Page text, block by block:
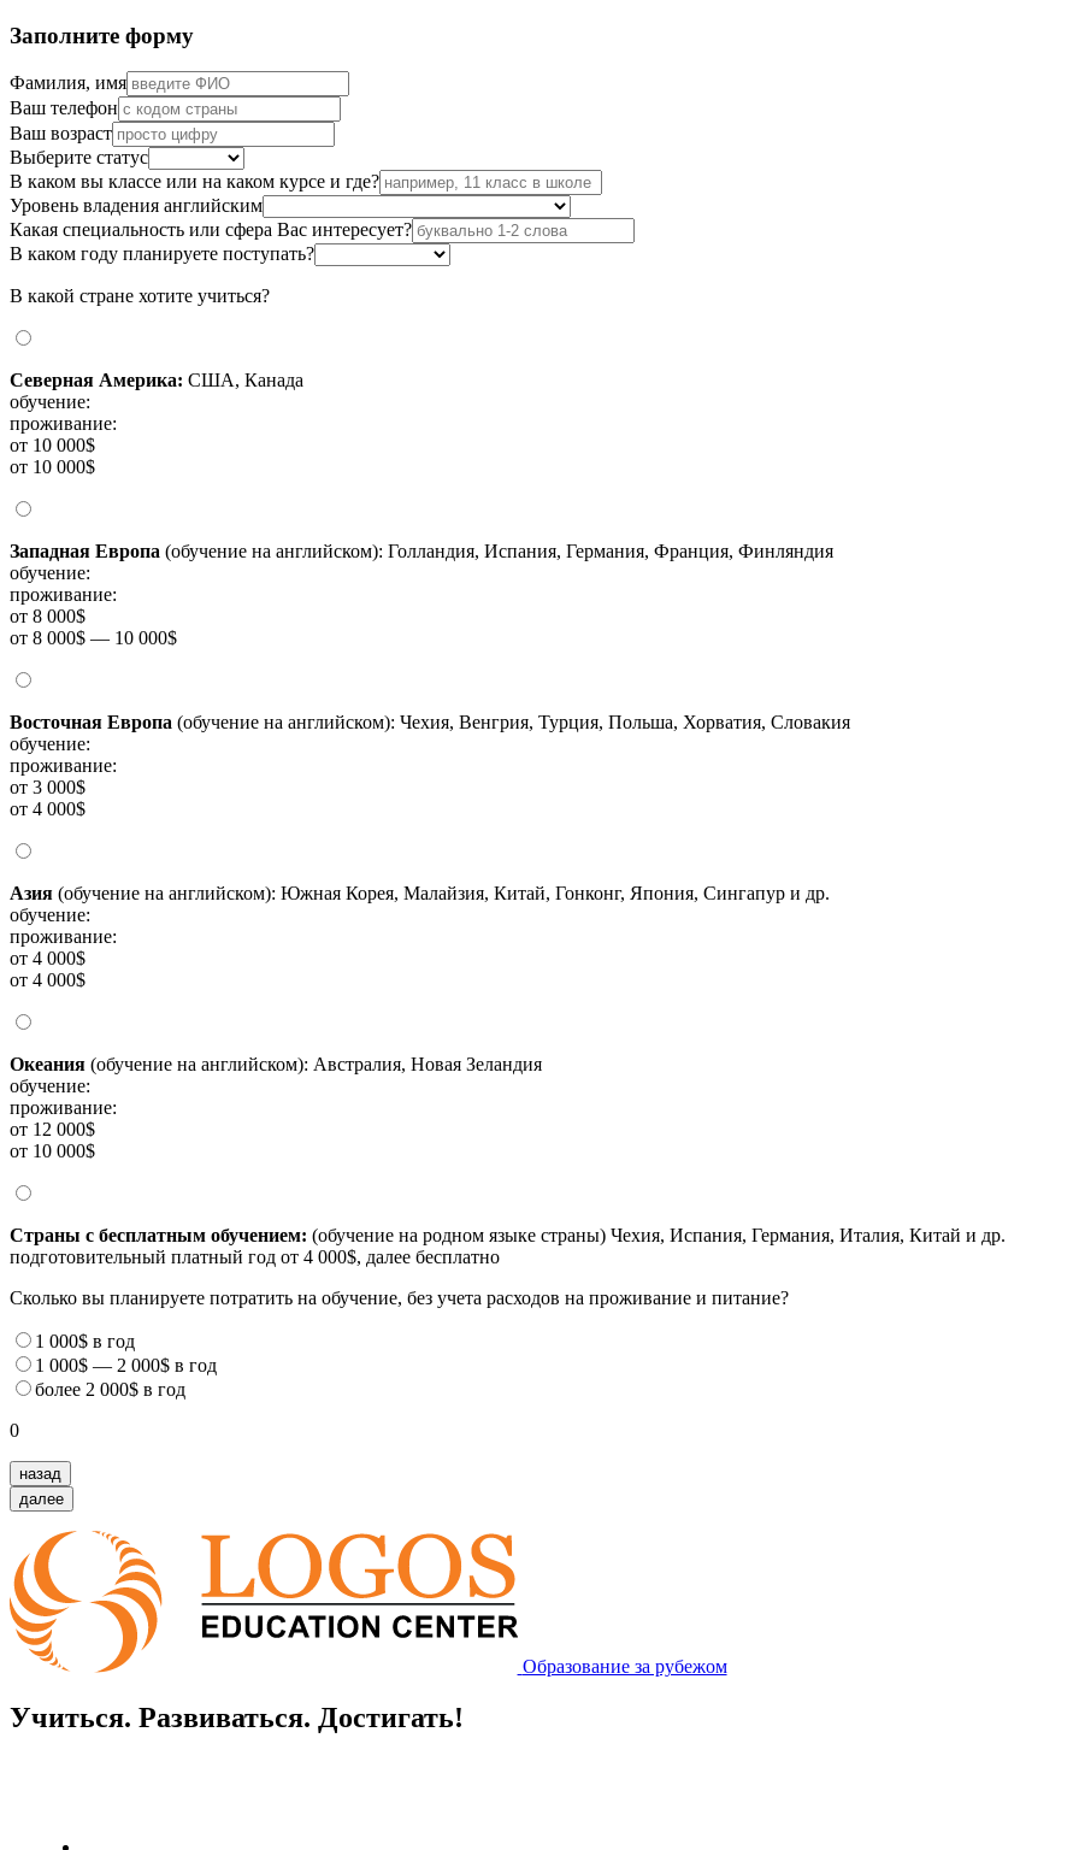
Заполните форму
Фамилия, имя
Ваш телефон
Ваш возраст
Выберите статус
В каком вы классе или на каком курсе и где?
Уровень владения английским
Какая специальность или сфера Вас интересует?
В каком году планируете поступать?
В какой стране хотите учиться?
Северная Америка: США, Канада
обучение:
проживание:
от 10 000$
от 10 000$
Западная Европа (обучение на английском): Голландия, Испания, Германия, Франция, Финляндия
обучение:
проживание:
от 8 000$
от 8 000$ — 10 000$
Восточная Европа (обучение на английском): Чехия, Венгрия, Турция, Польша, Хорватия, Словакия
обучение:
проживание:
от 3 000$
от 4 000$
Азия (обучение на английском): Южная Корея, Малайзия, Китай, Гонконг, Япония, Сингапур и др.
обучение:
проживание:
от 4 000$
от 4 000$
Океания (обучение на английском): Австралия, Новая Зеландия
обучение:
проживание:
от 12 000$
от 10 000$
Страны с бесплатным обучением: (обучение на родном языке страны) Чехия, Испания, Германия, Италия, Китай и др.
подготовительный платный год от 4 000$, далее бесплатно
Сколько вы планируете потратить на обучение, без учета расходов на проживание и питание?
1 000$ в год
1 000$ — 2 000$ в год
более 2 000$ в год
0
назад
далее
Образование за рубежом
Учиться. Развиваться. Достигать!